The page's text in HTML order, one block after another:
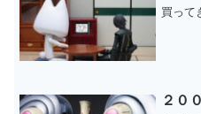
買って
２０